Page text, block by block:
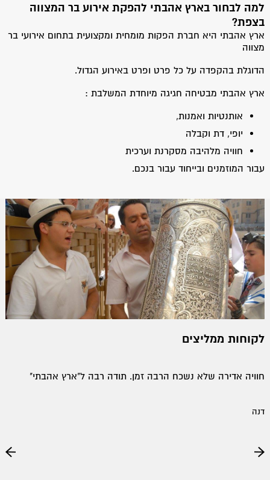
למה לבחור בארץ אהבתי להפקת אירוע בר המצווה
בצפת?
ארץ אהבתי היא חברת הפקות מומחית ומקצועית בתחום אירועי בר
מצווה
הדוגלת בהקפדה על כל פרט ופרט באירוע הגדול.
ארץ אהבתי מבטיחה חגיגה מיוחדת המשלבת :
אותנטיות ואמנות,
יופי, דת וקבלה
חוויה מלהיבה מסקרנת וערכית
עבור המוזמנים ובייחוד עבור בנכם.
לקוחות ממליצים
חוויה אדירה שלא נשכח הרבה זמן. תודה רבה ל"ארץ אהבתי"
דנה
טקס מרגש וארגון ברמה גבוהה. אנחנו רק היינו צריכים להגיע